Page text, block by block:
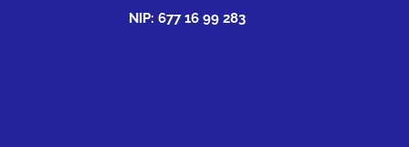
NIP: 677 16 99 283